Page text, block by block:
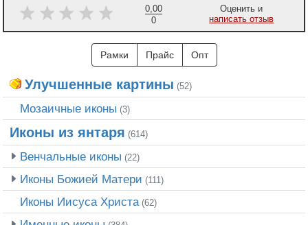
0,00
0
Оценить и
написать отзыв
Рамки Прайс Опт
Улучшенные картины (52)
Мозаичные иконы (3)
Иконы из янтаря (614)
Венчальные иконы (22)
Иконы Божией Матери (111)
Иконы Иисуса Христа (62)